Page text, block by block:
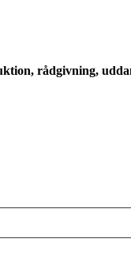
rådgivning,